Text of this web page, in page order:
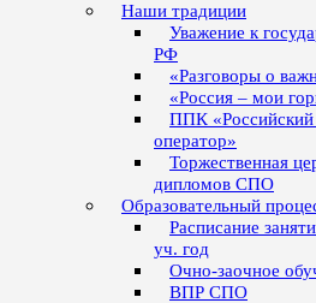
Наши традиции
Уважение к
РФ
«Разговоры о
«Россия – мои
ППК «Российский
оператор»
Торжественная
дипломов СПО
Образовательный
Расписание
уч. год
Очно-заочное
ВПР СПО